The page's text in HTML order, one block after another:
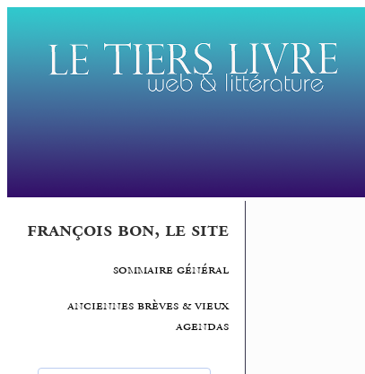
françois bon, le site
sommaire général
anciennes brèves & vieux
agendas